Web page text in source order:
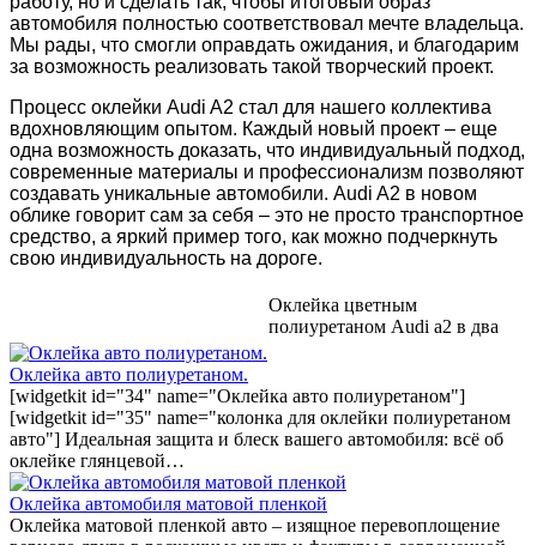
автомобиля полностью соответствовал мечте владельца.
Мы рады, что смогли оправдать ожидания, и благодарим
за возможность реализовать такой творческий проект.
Процесс оклейки Audi A2 стал для нашего коллектива
вдохновляющим опытом. Каждый новый проект – еще
одна возможность доказать, что индивидуальный подход,
современные материалы и профессионализм позволяют
создавать уникальные автомобили. Audi A2 в новом
облике говорит сам за себя – это не просто транспортное
средство, а яркий пример того, как можно подчеркнуть
свою индивидуальность на дороге.
Оклейка цветным
полиуретаном Audi a2 в два
Оклейка авто полиуретаном.
[widgetkit id="34" name="Оклейка авто полиуретаном"]
[widgetkit id="35" name="колонка для оклейки полиуретаном
авто"] Идеальная защита и блеск вашего автомобиля: всё об
оклейке глянцевой…
Оклейка автомобиля матовой пленкой
Оклейка матовой пленкой авто – изящное перевоплощение